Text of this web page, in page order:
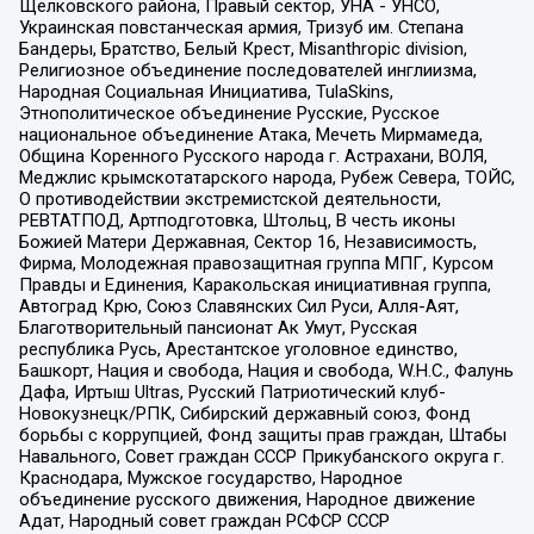
Щелковского района, Правый сектор, УНА - УНСО,
Украинская повстанческая армия, Тризуб им. Степана
Бандеры, Братство, Белый Крест, Misanthropic division,
Религиозное объединение последователей инглиизма,
Народная Социальная Инициатива, TulaSkins,
Этнополитическое объединение Русские, Русское
национальное объединение Атака, Мечеть Мирмамеда,
Община Коренного Русского народа г. Астрахани, ВОЛЯ,
Меджлис крымскотатарского народа, Рубеж Севера, ТОЙС,
О противодействии экстремистской деятельности,
РЕВТАТПОД, Артподготовка, Штольц, В честь иконы
Божией Матери Державная, Сектор 16, Независимость,
Фирма, Молодежная правозащитная группа МПГ, Курсом
Правды и Единения, Каракольская инициативная группа,
Автоград Крю, Союз Славянских Сил Руси, Алля-Аят,
Благотворительный пансионат Ак Умут, Русская
республика Русь, Арестантское уголовное единство,
Башкорт, Нация и свобода, Нация и свобода, W.H.С., Фалунь
Дафа, Иртыш Ultras, Русский Патриотический клуб-
Новокузнецк/РПК, Сибирский державный союз, Фонд
борьбы с коррупцией, Фонд защиты прав граждан, Штабы
Навального, Совет граждан СССР Прикубанского округа г.
Краснодара, Мужское государство, Народное
объединение русского движения, Народное движение
Адат, Народный совет граждан РСФСР СССР